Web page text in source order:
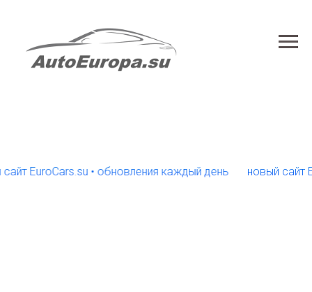
• обновления каждый день новый сайт